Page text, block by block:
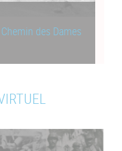
des Dames